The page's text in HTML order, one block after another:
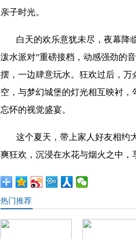
亲子时光。
白天的欢乐意犹未尽，夜幕降
泼水派对”重磅接档，动感强劲的
摆，一边肆意玩水。狂欢过后，
空，与梦幻城堡的灯光相互映衬
忘怀的视觉盛宴。
这个夏天，带上家人好友相约
爽狂欢，沉浸在水花与烟火之中
热门推荐